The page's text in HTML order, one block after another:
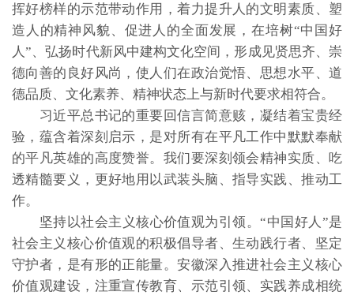
挥好榜样的示范带动作用，着力提升人的文明素质、塑
造人的精神风貌、促进人的全面发展，在培树“中国好
人”、弘扬时代新风中建构文化空间，形成见贤思齐、崇
德向善的良好风尚，使人们在政治觉悟、思想水平、道
德品质、文化素养、精神状态上与新时代要求相符合。
习近平总书记的重要回信言简意赅，凝结着宝贵经
验，蕴含着深刻启示，是对所有在平凡工作中默默奉献
的平凡英雄的高度赞誉。我们要深刻领会精神实质、吃
透精髓要义，更好地用以武装头脑、指导实践、推动工
作。
坚持以社会主义核心价值观为引领。“中国好人”是
社会主义核心价值观的积极倡导者、生动践行者、坚定
守护者，是有形的正能量。安徽深入推进社会主义核心
价值观建设，注重宣传教育、示范引领、实践养成相统